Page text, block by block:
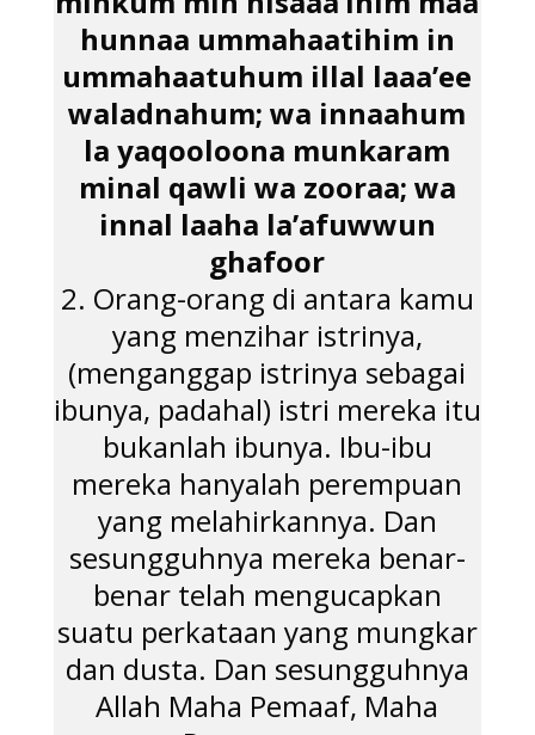
hunnaa ummahaatihim in
ummahaatuhum illal laaa’ee
waladnahum; wa innaahum
la yaqooloona munkaram
minal qawli wa zooraa; wa
innal laaha la’afuwwun
ghafoor
2. Orang-orang di antara kamu
yang menzihar istrinya,
(menganggap istrinya sebagai
ibunya, padahal) istri mereka itu
bukanlah ibunya. Ibu-ibu
mereka hanyalah perempuan
yang melahirkannya. Dan
sesungguhnya mereka benar-
benar telah mengucapkan
suatu perkataan yang mungkar
dan dusta. Dan sesungguhnya
Allah Maha Pemaaf, Maha